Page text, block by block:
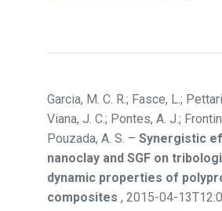
Garcia, M. C. R.; Fasce, L.;
Viana, J. C.; Pontes, A. J.;
Pouzada, A. S. – Synergistic
nanoclay and SGF on
dynamic properties of
composites , 2015-04-